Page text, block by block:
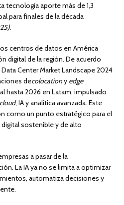
tecnología aporte más de 1,3
para finales de la década
centros de datos en América
digital de la región. De acuerdo
Center Market Landscape 2024
decolocationy edge
hasta 2026 en Latam, impulsado
cloud, IA y analítica avanzada. Este
como un punto estratégico para el
sostenible y de alto
a pasar de la
La IA ya no se limita a optimizar
automatiza decisiones y